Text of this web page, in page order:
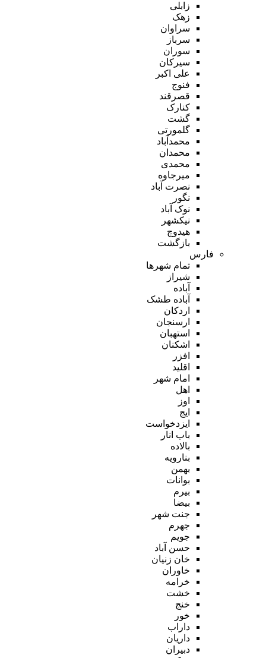
زابلی
زهک
سراوان
سرباز
سوران
سیرکان
علی اکبر
فنوج
قصرقند
کنارک
گشت
گلمورتی
محمدآباد
محمدان
محمدی
میرجاوه
نصرت آباد
نگور
نوک آباد
نیکشهر
هیدوچ
بازگشت
فارس
تمام شهر‌ها
شیراز
آباده
آباده طشک
اردکان
ارسنجان
استهبان
اشکنان
افزر
اقلید
امام شهر
اهل
اوز
ایج
ایزدخواست
باب انار
بالاده
بنارویه
بهمن
بوانات
بیرم
بیضا
جنت شهر
جهرم
جویم
حسن آباد
خان زنیان
خاوران
خرامه
خشت
خنج
خور
داراب
داریان
دبیران